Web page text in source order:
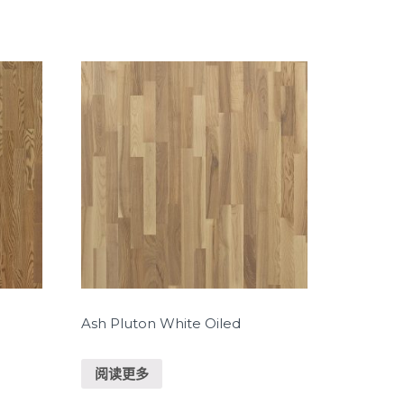
Ash Pluton White Oiled
阅读更多